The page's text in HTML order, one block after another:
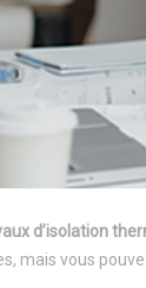
d’isolation
mais vous